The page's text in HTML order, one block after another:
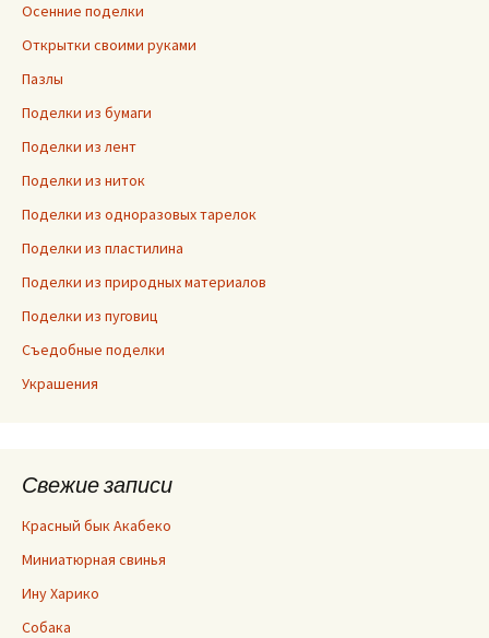
Осенние поделки
Открытки своими руками
Пазлы
Поделки из бумаги
Поделки из лент
Поделки из ниток
Поделки из одноразовых тарелок
Поделки из пластилина
Поделки из природных материалов
Поделки из пуговиц
Съедобные поделки
Украшения
Свежие записи
Красный бык Акабеко
Миниатюрная свинья
Ину Харико
Собака